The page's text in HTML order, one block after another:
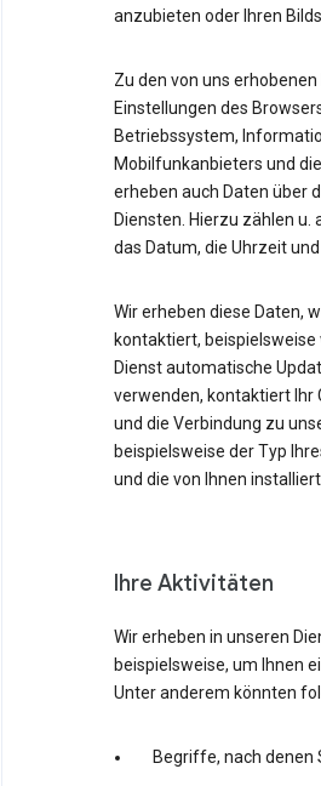
anzubieten oder Ihren
Zu den von uns
Einstellungen des
Betriebssystem,
Mobilfunkanbieters und
erheben auch Daten über
Diensten. Hierzu zählen u.
das Datum, die Uhrzeit
Wir erheben diese Daten,
kontaktiert,
Dienst automatische
verwenden, kontaktiert Ihr
und die Verbindung zu
beispielsweise der Typ
und die von Ihnen
Ihre Aktivitäten
Wir erheben in unseren
beispielsweise, um Ihnen
Unter anderem könnten
Begriffe, nach denen